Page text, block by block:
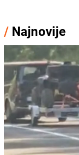
/ Najnovije